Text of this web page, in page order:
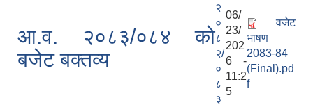
आ.व. २०८३/०८४ को
बजेट बक्तव्य
२
०
८
२/
०
८
३
06/
23/
202
6 -
11:2
5
वजेट
भाषण
2083-84
(Final).pd
f